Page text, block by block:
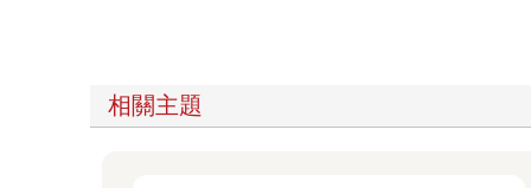
相關主題